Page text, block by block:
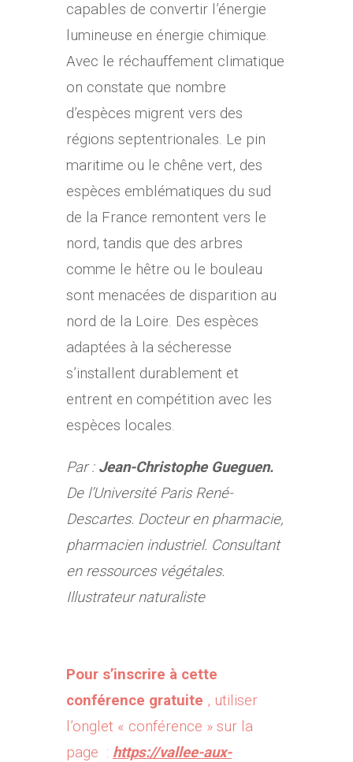
capables de convertir l’énergie
lumineuse en énergie chimique.
Avec le réchauffement climatique
on constate que nombre
d’espèces migrent vers des
régions septentrionales. Le pin
maritime ou le chêne vert, des
espèces emblématiques du sud
de la France remontent vers le
nord, tandis que des arbres
comme le hêtre ou le bouleau
sont menacées de disparition au
nord de la Loire. Des espèces
adaptées à la sécheresse
s’installent durablement et
entrent en compétition avec les
espèces locales.
Par : Jean-Christophe Gueguen.
De l’Université Paris René-
Descartes. Docteur en pharmacie,
pharmacien industriel. Consultant
en ressources végétales.
Illustrateur naturaliste
Pour s’inscrire à cette
conférence gratuite , utiliser
l’onglet « conférence » sur la
page : https://vallee-aux-